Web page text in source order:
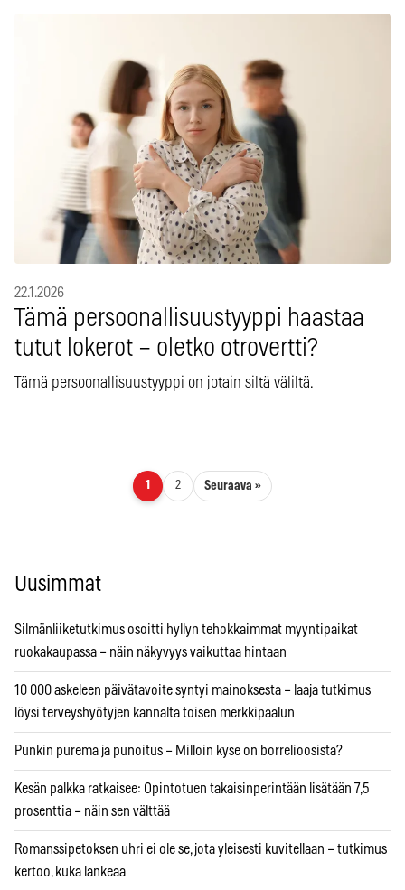
22.1.2026
Tämä persoonallisuustyyppi haastaa
tutut lokerot – oletko otrovertti?
Tämä persoonallisuustyyppi on jotain siltä väliltä.
Artikkelien sivutus
1 2 Seuraava »
Uusimmat
Silmänliiketutkimus osoitti hyllyn tehokkaimmat myyntipaikat
ruokakaupassa – näin näkyvyys vaikuttaa hintaan
10 000 askeleen päivätavoite syntyi mainoksesta – laaja tutkimus
löysi terveyshyötyjen kannalta toisen merkkipaalun
Punkin purema ja punoitus – Milloin kyse on borrelioosista?
Kesän palkka ratkaisee: Opintotuen takaisinperintään lisätään 7,5
prosenttia – näin sen välttää
Romanssipetoksen uhri ei ole se, jota yleisesti kuvitellaan – tutkimus
kertoo, kuka lankeaa